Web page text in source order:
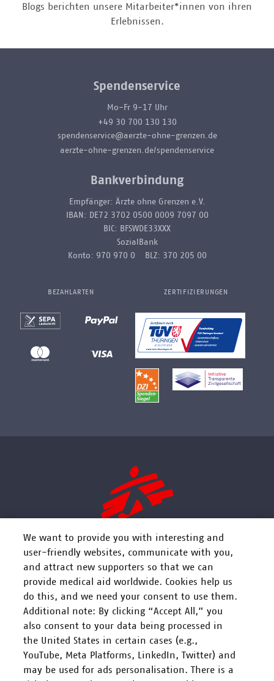
Blogs berichten unsere Mitarbeiter*innen von ihren
Erlebnissen.
Spendenservice
Mo-Fr 9-17 Uhr
+49 30 700 130 130
spendenservice@aerzte-ohne-grenzen.de
aerzte-ohne-grenzen.de/spendenservice
Bankverbindung
Empfänger: Ärzte ohne Grenzen e.V.
IBAN: DE72 3702 0500 0009 7097 00
BIC: BFSWDE33XXX
SozialBank
Konto: 970 970 0 BLZ: 370 205 00
BEZAHLARTEN ZERTIFIZIERUNGEN
FOLGEN SIE UNS
Mitarbeiten
We want to provide you with interesting and
user-friendly websites, communicate with you,
and attract new supporters so that we can
provide medical aid worldwide. Cookies help us
do this, and we need your consent to use them.
Additional note: By clicking “Accept All,” you
also consent to your data being processed in
the United States in certain cases (e.g.,
YouTube, Meta Platforms, LinkedIn, Twitter) and
may be used for ads personalisation. There is a